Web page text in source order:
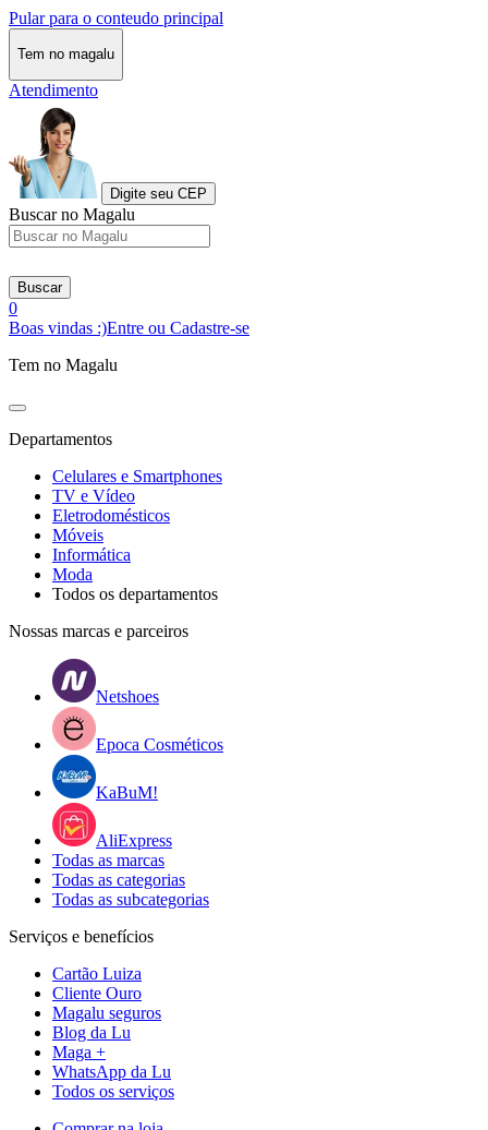
Pular para o conteudo principal
Tem no magalu
Atendimento
Digite seu CEP
Buscar no Magalu
Buscar
0
Boas vindas :)Entre ou Cadastre-se
Tem no Magalu
Departamentos
Celulares e Smartphones
TV e Vídeo
Eletrodomésticos
Móveis
Informática
Moda
Todos os departamentos
Nossas marcas e parceiros
Netshoes
Epoca Cosméticos
KaBuM!
AliExpress
Todas as marcas
Todas as categorias
Todas as subcategorias
Serviços e benefícios
Cartão Luiza
Cliente Ouro
Magalu seguros
Blog da Lu
Maga +
WhatsApp da Lu
Todos os serviços